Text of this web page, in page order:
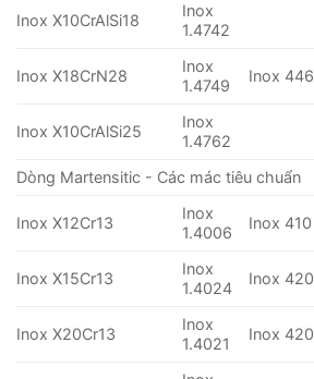
Inox X10CrAlSi18
Inox
1.4742
Inox X18CrN28
Inox
1.4749
Inox 446
Inox X10CrAlSi25
Inox
1.4762
Dòng Martensitic - Các mác tiêu chuẩn
Inox X12Cr13
Inox
1.4006
Inox 410
Inox X15Cr13
Inox
1.4024
Inox 420
Inox X20Cr13
Inox
1.4021
Inox 420